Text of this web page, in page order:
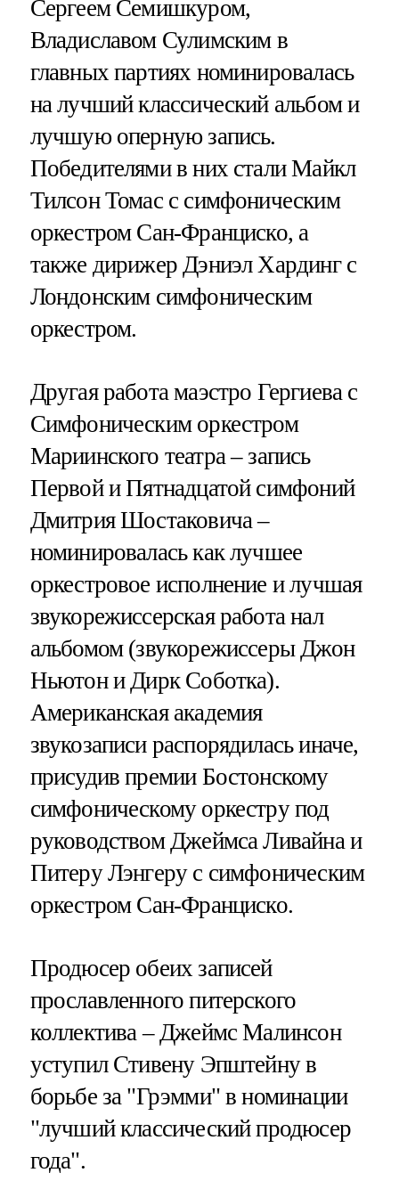
Сергеем Семишкуром,
Владиславом Сулимским в
главных партиях номинировалась
на лучший классический альбом и
лучшую оперную запись.
Победителями в них стали Майкл
Тилсон Томас с симфоническим
оркестром Сан-Франциско, а
также дирижер Дэниэл Хардинг с
Лондонским симфоническим
оркестром.
Другая работа маэстро Гергиева с
Симфоническим оркестром
Мариинского театра – запись
Первой и Пятнадцатой симфоний
Дмитрия Шостаковича –
номинировалась как лучшее
оркестровое исполнение и лучшая
звукорежиссерская работа нал
альбомом (звукорежиссеры Джон
Ньютон и Дирк Соботка).
Американская академия
звукозаписи распорядилась иначе,
присудив премии Бостонскому
симфоническому оркестру под
руководством Джеймса Ливайна и
Питеру Лэнгеру с симфоническим
оркестром Сан-Франциско.
Продюсер обеих записей
прославленного питерского
коллектива – Джеймс Малинсон
уступил Стивену Эпштейну в
борьбе за "Грэмми" в номинации
"лучший классический продюсер
года".